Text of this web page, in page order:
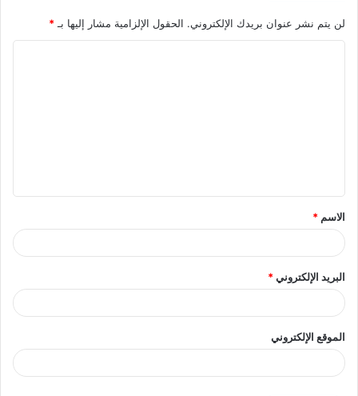
لن يتم نشر عنوان بريدك الإلكتروني. الحقول الإلزامية مشار إليها بـ*
ق
الاسم *
البريد الإلكتروني*
الموقع الإلكتروني